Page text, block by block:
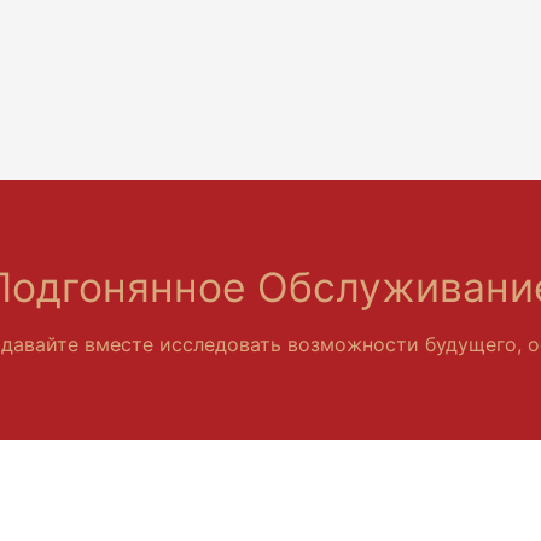
вместе исследовать возможности будущего,